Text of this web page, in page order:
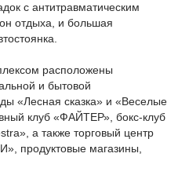
с антитравматическим
отдыха, и большая
расположены
и бытовой
«Лесная сказка» и «Веселые
клуб «ФАЙТЕР», бокс-клуб
а также торговый центр
продуктовые магазины,